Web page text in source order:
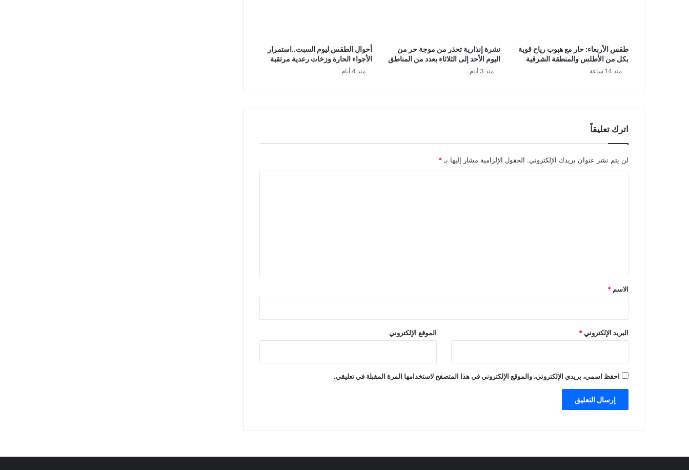
طقس الأربعاء: حار مع هبوب رياح قوية
بكل من الأطلس والمنطقة الشرقية
منذ 14 ساعة
نشرة إنذارية تحذر من موجة حر من
اليوم الأحد إلى الثلاثاء بعدد من المناطق
منذ 3 أيام
أحوال الطقس ليوم السبت..استمرار
الأجواء الحارة وزخات رعدية مرتقبة
منذ 4 أيام
اترك تعليقاً
لن يتم نشر عنوان بريدك الإلكتروني. الحقول الإلزامية مشار إليها بـ *
*
الاسم *
البريد الإلكتروني* الموقع الإلكتروني
احفظ اسمي، بريدي الإلكتروني، والموقع الإلكتروني في هذا المتصفح لاستخدامها المرة المقبلة في تعليقي.